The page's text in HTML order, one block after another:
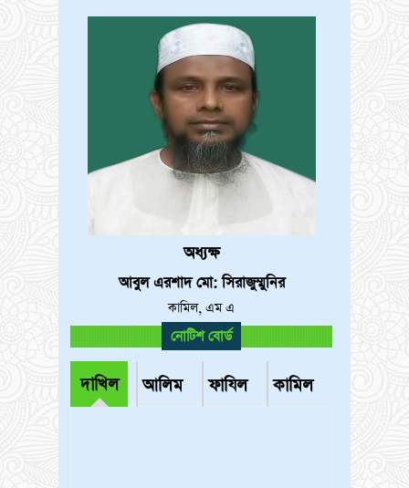
অধ্যক্ষ
আবুল এরশাদ মো: সিরাজুম্মুনির
কামিল, এম এ
নোটিশ বোর্ড
দাখিল আলিম ফাযিল কামিল